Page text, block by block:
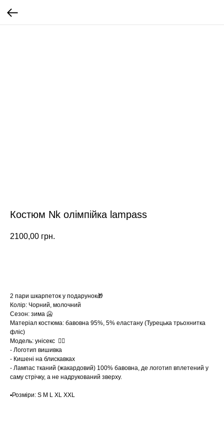
Костюм Nk олімпійка lampass
2100,00 грн.
2 пари шкарпеток у подарунок🎁
Колір: Чорний, молочний
Сезон: зима 🥶
Матеріал костюма: бавовна 95%, 5% еластану (Турецька трьохнитка
фліс)
Модель: унісекс ☝🏻
- Логотип вишивка
- Кишені на блискавках
- Лампас тканий (жакардовий) 100% бавовна, де логотип вплетений у
саму стрічку, а не надрукований зверху.
▪️Розміри: S M L XL XXL